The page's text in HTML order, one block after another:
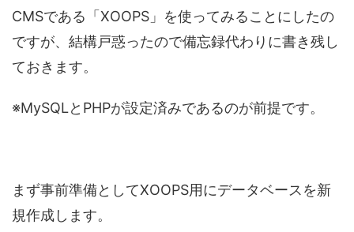
CMSである「XOOPS」を使ってみることにしたの
ですが、結構戸惑ったので備忘録代わりに書き残し
ておきます。
※MySQLとPHPが設定済みであるのが前提です。
まず事前準備としてXOOPS用にデータベースを新
規作成します。